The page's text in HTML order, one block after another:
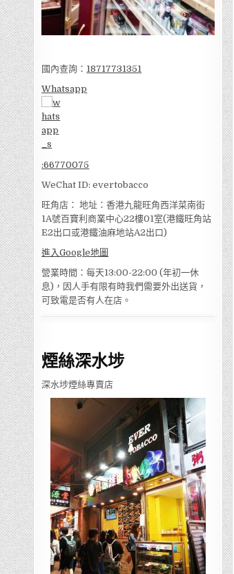
國內查詢： 18717731351
Whatsapp
:66770075
WeChat ID: evertobacco
旺角店： 地址：香港九龍旺角西洋菜南街
1A號百寶利商業中心22樓01室(港鐵旺角站
E2出口或港鐵油麻地站A2出口)
進入Google地圖
營業時間：每天13:00-22:00 (年初一休
息)，因人手有限有時我們需要外出送貨，
可致電是否有人在店。
煙絲深水埗
深水埗煙絲專賣店